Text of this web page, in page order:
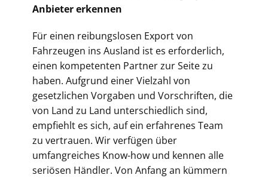
Anbieter erkennen
Für einen reibungslosen Export von
Fahrzeugen ins Ausland ist es erforderlich,
einen kompetenten Partner zur Seite zu
haben. Aufgrund einer Vielzahl von
gesetzlichen Vorgaben und Vorschriften, die
von Land zu Land unterschiedlich sind,
empfiehlt es sich, auf ein erfahrenes Team
zu vertrauen. Wir verfügen über
umfangreiches Know-how und kennen alle
seriösen Händler. Von Anfang an kümmern